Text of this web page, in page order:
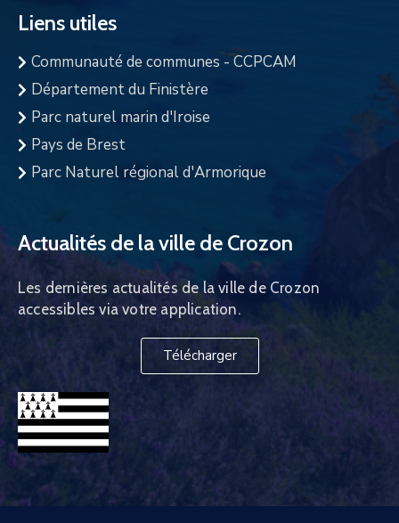
Liens utiles
Communauté de communes - CCPCAM
Département du Finistère
Parc naturel marin d'Iroise
Pays de Brest
Parc Naturel régional d'Armorique
Actualités de la ville de Crozon
Les dernières actualités de la ville de Crozon
accessibles via votre application.
Télécharger